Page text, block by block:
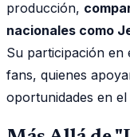
producción,
nacionales como
Su participación en
fans, quienes
oportunidades en